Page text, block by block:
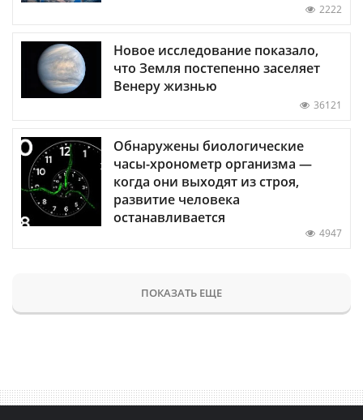
2222
Новое исследование показало,
что Земля постепенно заселяет
Венеру жизнью
36121
Обнаружены биологические
часы-хронометр организма —
когда они выходят из строя,
развитие человека
останавливается
4947
ПОКАЗАТЬ ЕЩЕ